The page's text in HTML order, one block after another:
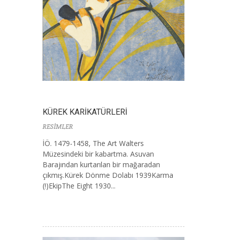
KÜREK KARİKATÜRLERİ
RESİMLER
İÖ. 1479-1458, The Art Walters
Müzesindeki bir kabartma. Asuvan
Barajından kurtarılan bir mağaradan
çıkmış.Kürek Dönme Dolabı 1939Karma
(!)EkipThe Eight 1930...